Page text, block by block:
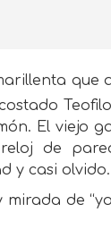
que
El viejo
de
y casi olvido.
de